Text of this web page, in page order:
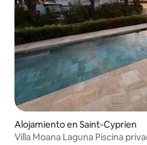
Alojamiento en Saint-Cyprien
Villa Moana Laguna Piscina